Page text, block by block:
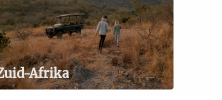
Afrika